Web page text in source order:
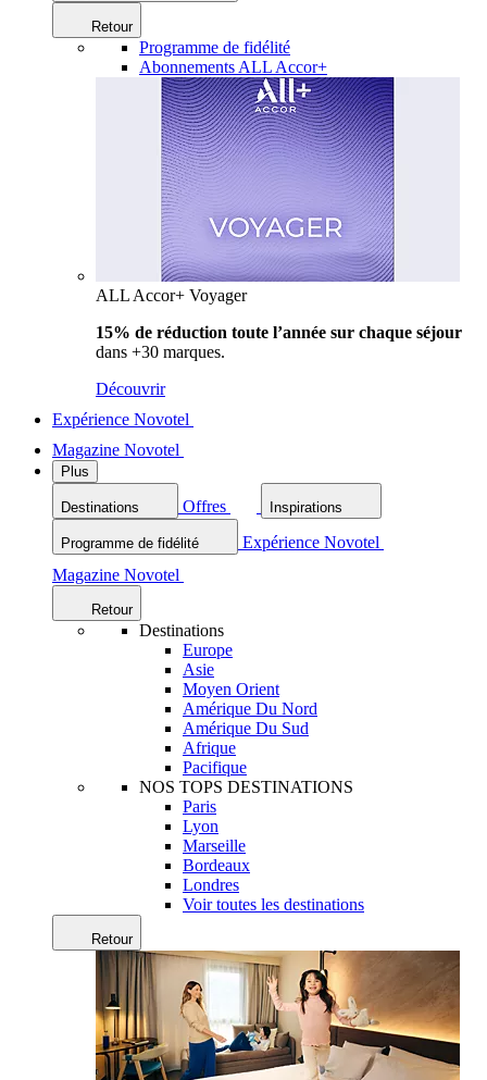
Retour
Programme de fidélité
Abonnements ALL Accor+
ALL Accor+ Voyager
15% de réduction toute l’année sur chaque séjour
dans +30 marques.
Découvrir
Expérience Novotel
Magazine Novotel
Plus
Destinations Offres Inspirations
Programme de fidélité
Expérience Novotel
Magazine Novotel
Retour
Destinations
Europe
Asie
Moyen Orient
Amérique Du Nord
Amérique Du Sud
Afrique
Pacifique
NOS TOPS DESTINATIONS
Paris
Lyon
Marseille
Bordeaux
Londres
Voir toutes les destinations
Retour